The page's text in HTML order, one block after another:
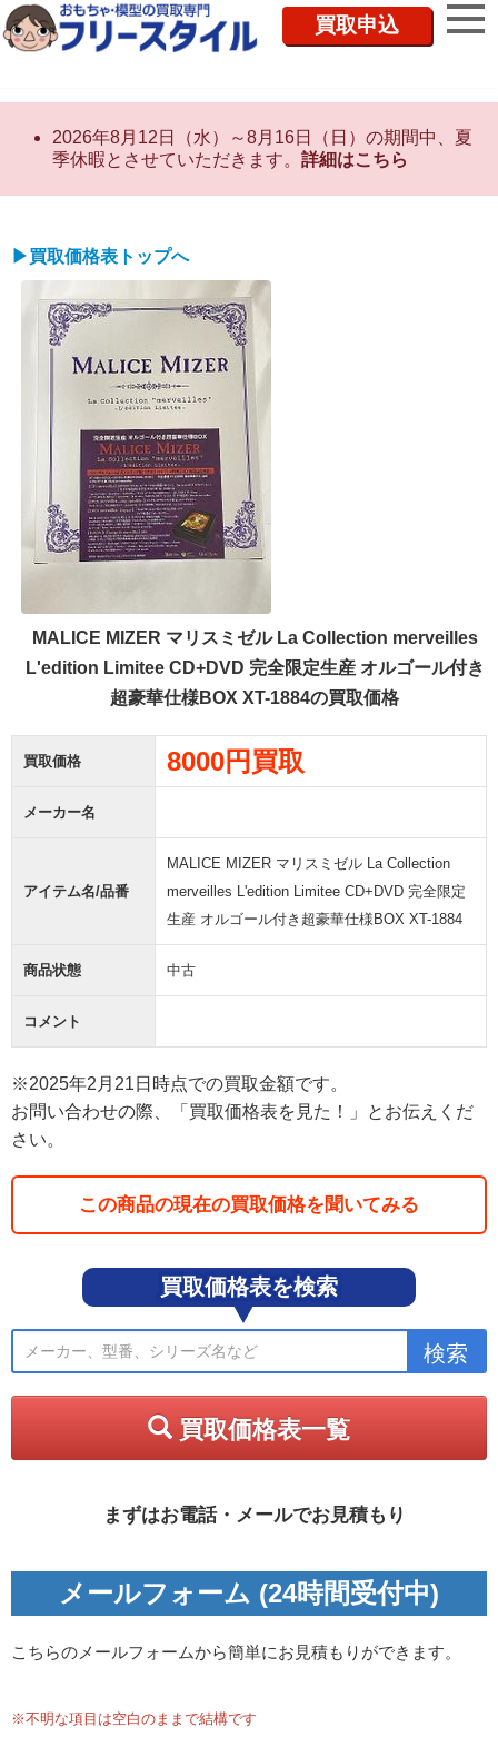
買取申込
2026年8月12日（水）～8月16日（日）の期間中、夏
季休暇とさせていただきます。 詳細はこちら
▶買取価格表トップへ
MALICE MIZER マリスミゼル La Collection merveilles
L'edition Limitee CD+DVD 完全限定生産 オルゴール付き
超豪華仕様BOX XT-1884の買取価格
買取価格 8000円買取
メーカー名
アイテム名/品番
MALICE MIZER マリスミゼル La Collection
merveilles L'edition Limitee CD+DVD 完全限定
生産 オルゴール付き超豪華仕様BOX XT-1884
商品状態 中古
コメント
※2025年2月21日時点での買取金額です。
お問い合わせの際、「買取価格表を見た！」とお伝えくだ
さい。
この商品の現在の買取価格を聞いてみる
買取価格表を検索
買取価格表一覧
まずはお電話・メールでお見積もり
メールフォーム (24時間受付中)
こちらのメールフォームから簡単にお見積もりができます。
※不明な項目は空白のままで結構です